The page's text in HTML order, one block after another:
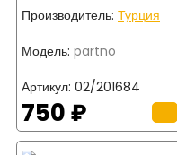
Производитель: Турция
Модель: partno
Артикул: 02/201684
750 ₽